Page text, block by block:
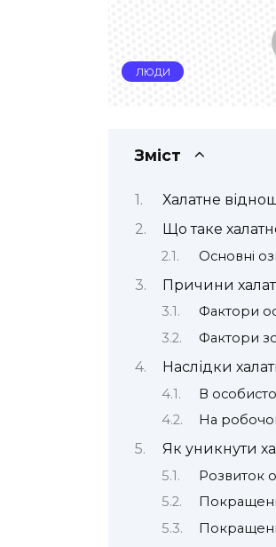
ЛЮДИ
Зміст
Халатне
Що таке
Основні
Причини
Фактори
Фактори
Наслідки
В
На
Як уникнути
Розвиток